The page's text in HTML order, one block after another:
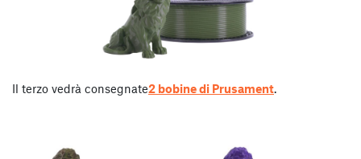
Il terzo vedrà consegnate2 bobine di Prusament.